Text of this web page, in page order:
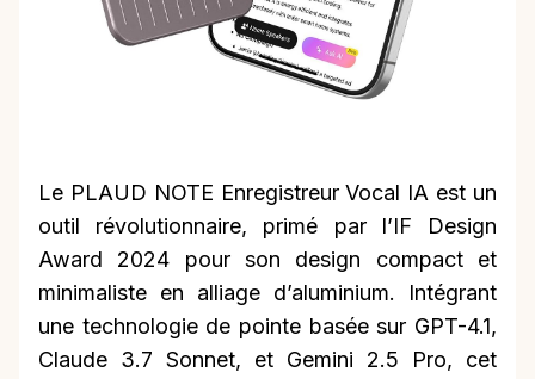
Le PLAUD NOTE Enregistreur Vocal IA est un
outil révolutionnaire, primé par l’IF Design
Award 2024 pour son design compact et
minimaliste en alliage d’aluminium. Intégrant
une technologie de pointe basée sur GPT-4.1,
Claude 3.7 Sonnet, et Gemini 2.5 Pro, cet